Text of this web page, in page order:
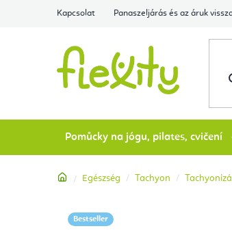
Kapcsolat Panaszeljárás és az áruk
Pomůcky na jógu, pilates, cvičení
Kezdőlap
Egészség Tachyon
Bestseller